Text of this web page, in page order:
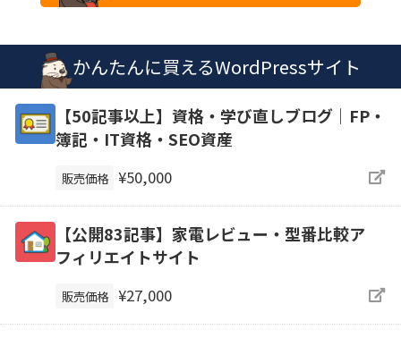
かんたんに買えるWordPressサイト
【50記事以上】資格・学び直しブログ｜FP・
簿記・IT資格・SEO資産
販売価格 ¥50,000
【公開83記事】家電レビュー・型番比較ア
フィリエイトサイト
販売価格 ¥27,000